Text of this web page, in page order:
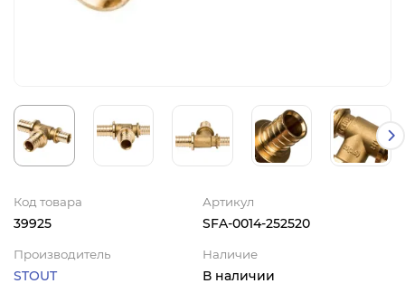
Код товара
39925
Артикул
SFA-0014-252520
Производитель
STOUT
Наличие
В наличии